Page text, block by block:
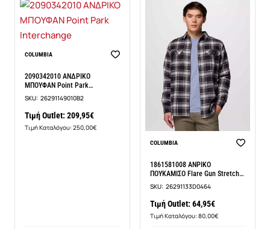
COLUMBIA
2090342010 ΑΝΔΡΙΚΟ
ΜΠΟΥΦΑΝ Point Park
Interchange
SKU: 26291149010B2
Τιμή Outlet: 209,95€
Τιμή Καταλόγου: 250,00€
COLUMBIA
1861581008 ΑΝΡΙΚΟ
ΠΟΥΚΑΜΙΣΟ Flare Gun Stretch
Flan
SKU: 26291133D0464
Τιμή Outlet: 64,95€
Τιμή Καταλόγου: 80,00€